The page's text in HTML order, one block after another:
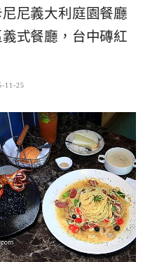
尼尼義大利庭園餐廳
式餐廳，台中磚紅
11-25